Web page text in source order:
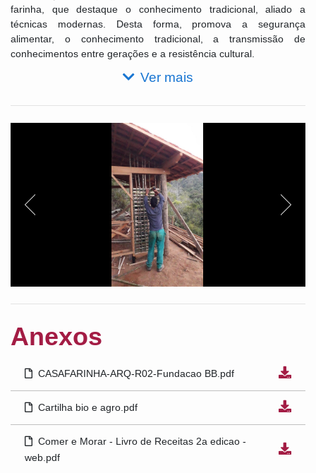
farinha, que destaque o conhecimento tradicional, aliado a
técnicas modernas. Desta forma, promova a segurança
alimentar, o conhecimento tradicional, a transmissão de
conhecimentos entre gerações e a resistência cultural.
Ver mais
Anexos
CASAFARINHA-ARQ-R02-Fundacao BB.pdf
Cartilha bio e agro.pdf
Comer e Morar - Livro de Receitas 2a edicao -
web.pdf